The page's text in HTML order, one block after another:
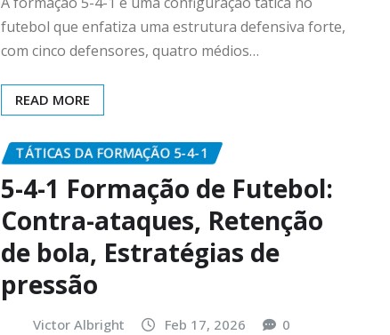
futebol que enfatiza uma estrutura defensiva forte,
com cinco defensores, quatro médios…
READ MORE
TÁTICAS DA FORMAÇÃO 5-4-1
5-4-1 Formação de Futebol:
Contra-ataques, Retenção
de bola, Estratégias de
pressão
Victor Albright Feb 17, 2026 0